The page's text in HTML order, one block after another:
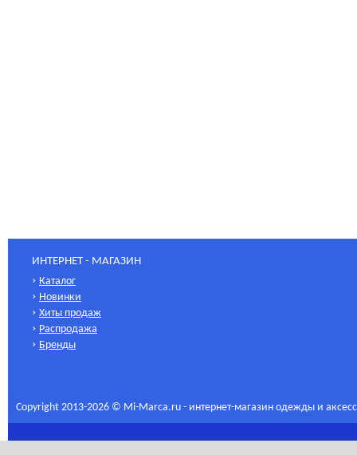
ИНТЕРНЕТ - МАГАЗИН
› Каталог
› Новинки
› Хиты продаж
› Распродажа
› Бренды
Copyright 2013-2026 © Mi-Marca.ru - интернет-магазин одежды и